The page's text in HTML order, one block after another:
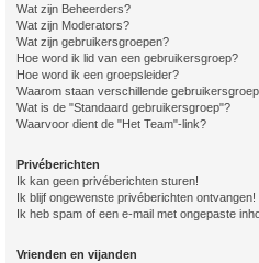
Wat zijn Beheerders?
Wat zijn Moderators?
Wat zijn gebruikersgroepen?
Hoe word ik lid van een gebruikersgroep?
Hoe word ik een groepsleider?
Waarom staan verschillende
Wat is de "Standaard gebruikersgroep"?
Waarvoor dient de "Het Team"-link?
Privéberichten
Ik kan geen privéberichten sturen!
Ik blijf ongewenste privéberichten ontvangen!
Ik heb spam of een e-mail met ongepaste
Vrienden en vijanden